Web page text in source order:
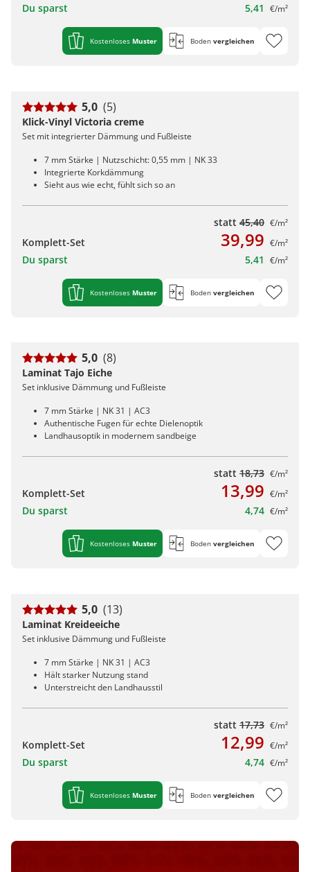
Du sparst 5,41 €/m²
Kostenloses Muster Boden vergleichen
5,0 (5)
Klick-Vinyl Victoria creme
Set mit integrierter Dämmung und Fußleiste
7 mm Stärke | Nutzschicht: 0,55 mm | NK 33
Integrierte Korkdämmung
Sieht aus wie echt, fühlt sich so an
statt 45,40 €/m²
Komplett-Set 39,99 €/m²
Du sparst 5,41 €/m²
Kostenloses Muster Boden vergleichen
5,0 (8)
Laminat Tajo Eiche
Set inklusive Dämmung und Fußleiste
7 mm Stärke | NK 31 | AC3
Authentische Fugen für echte Dielenoptik
Landhausoptik in modernem sandbeige
statt 18,73 €/m²
Komplett-Set 13,99 €/m²
Du sparst 4,74 €/m²
Kostenloses Muster Boden vergleichen
5,0 (13)
Laminat Kreideeiche
Set inklusive Dämmung und Fußleiste
7 mm Stärke | NK 31 | AC3
Hält starker Nutzung stand
Unterstreicht den Landhausstil
statt 17,73 €/m²
Komplett-Set 12,99 €/m²
Du sparst 4,74 €/m²
Kostenloses Muster Boden vergleichen